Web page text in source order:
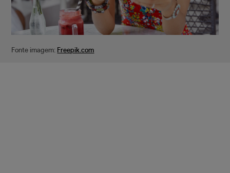
Fonte imagem: Freepik.com